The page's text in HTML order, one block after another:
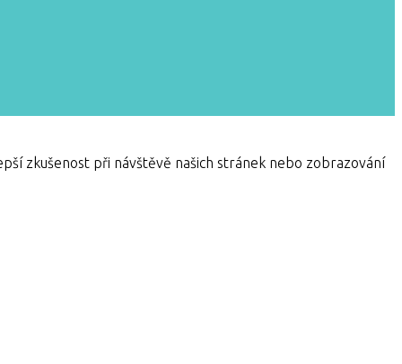
zkušenost při návštěvě našich stránek nebo zobrazování